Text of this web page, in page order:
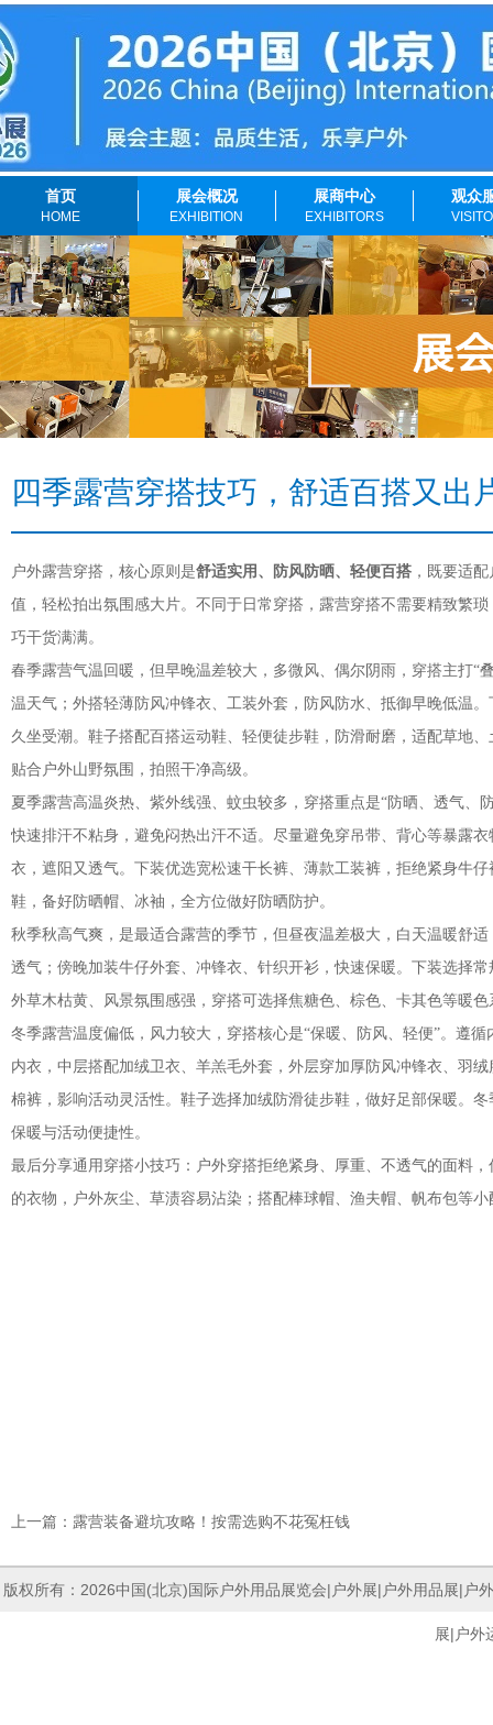
首页
HOME
展会概况
EXHIBITION
展商中心
EXHIBITORS
观众
四季露营穿搭技巧，舒适百搭又出
户外露营穿搭，核心原则是舒适实用、防风防晒、轻便百搭 ，既要适
值，轻松拍出氛围感大片。不同于日常穿搭，露营穿搭不需要精致繁
巧干货满满。
春季露营气温回暖，但早晚温差较大，多微风、偶尔阴雨，穿搭主打“
温天气；外搭轻薄防风冲锋衣、工装外套，防风防水、抵御早晚低温
久坐受潮。鞋子搭配百搭运动鞋、轻便徒步鞋，防滑耐磨，适配草地
贴合户外山野氛围，拍照干净高级。
夏季露营高温炎热、紫外线强、蚊虫较多，穿搭重点是“防晒、透气
快速排汗不粘身，避免闷热出汗不适。尽量避免穿吊带、背心等暴露
衣，遮阳又透气。下装优选宽松速干长裤、薄款工装裤，拒绝紧身牛
鞋，备好防晒帽、冰袖，全方位做好防晒防护。
秋季秋高气爽，是最适合露营的季节，但昼夜温差极大，白天温暖舒
透气；傍晚加装牛仔外套、冲锋衣、针织开衫，快速保暖。下装选择
外草木枯黄、风景氛围感强，穿搭可选择焦糖色、棕色、卡其色等暖
冬季露营温度偏低，风力较大，穿搭核心是“保暖、防风、轻便”。遵
内衣，中层搭配加绒卫衣、羊羔毛外套，外层穿加厚防风冲锋衣、羽
棉裤，影响活动灵活性。鞋子选择加绒防滑徒步鞋，做好足部保暖。
保暖与活动便捷性。
最后分享通用穿搭小技巧：户外穿搭拒绝紧身、厚重、不透气的面料
的衣物，户外灰尘、草渍容易沾染；搭配棒球帽、渔夫帽、帆布包等
上一篇：露营装备避坑攻略！按需选购不花冤枉钱
版权所有：2026中国(北京)国际户外用品展览会|户外展| 户外用品展|户
展|户外